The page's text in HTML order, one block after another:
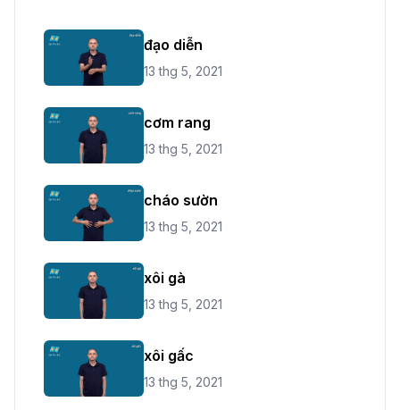
đạo diễn
13 thg 5, 2021
cơm rang
13 thg 5, 2021
cháo sườn
13 thg 5, 2021
xôi gà
13 thg 5, 2021
xôi gấc
13 thg 5, 2021